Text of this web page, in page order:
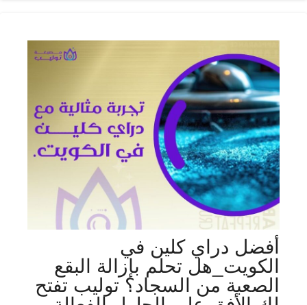
أفضل دراي كلين في
الكويت_هل تحلم بإزالة البقع
الصعبة من السجاد؟ توليب تفتح